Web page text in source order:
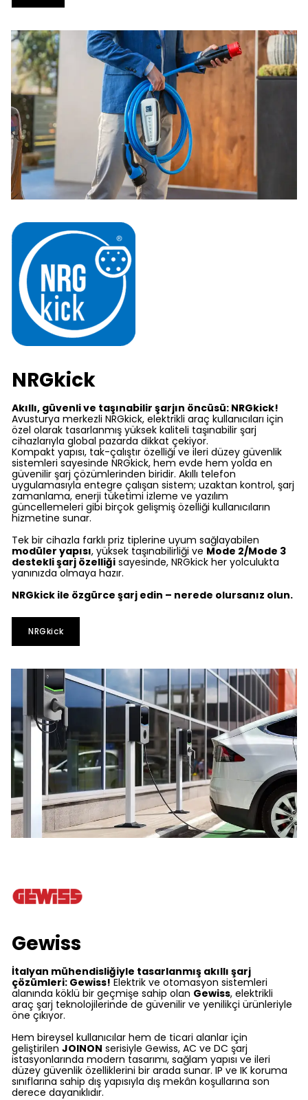
NRGkick
Akıllı, güvenli ve taşınabilir şarjın öncüsü: NRGkick!
Avusturya merkezli NRGkick, elektrikli araç kullanıcıları için
özel olarak tasarlanmış yüksek kaliteli taşınabilir şarj
cihazlarıyla global pazarda dikkat çekiyor.
Kompakt yapısı, tak-çalıştır özelliği ve ileri düzey güvenlik
sistemleri sayesinde NRGkick, hem evde hem yolda en
güvenilir şarj çözümlerinden biridir. Akıllı telefon
uygulamasıyla entegre çalışan sistem; uzaktan kontrol, şarj
zamanlama, enerji tüketimi izleme ve yazılım
güncellemeleri gibi birçok gelişmiş özelliği kullanıcıların
hizmetine sunar.
Tek bir cihazla farklı priz tiplerine uyum sağlayabilen
modüler yapısı, yüksek taşınabilirliği ve Mode 2/Mode 3
destekli şarj özelliği sayesinde, NRGkick her yolculukta
yanınızda olmaya hazır.
NRGkick ile özgürce şarj edin – nerede olursanız olun.
NRGkick
Gewiss
İtalyan mühendisliğiyle tasarlanmış akıllı şarj
çözümleri: Gewiss!Elektrik ve otomasyon sistemleri
alanında köklü bir geçmişe sahip olan Gewiss, elektrikli
araç şarj teknolojilerinde de güvenilir ve yenilikçi ürünleriyle
öne çıkıyor.
Hem bireysel kullanıcılar hem de ticari alanlar için
geliştirilen JOINON serisiyle Gewiss, AC ve DC şarj
istasyonlarında modern tasarımı, sağlam yapısı ve ileri
düzey güvenlik özelliklerini bir arada sunar. IP ve IK koruma
sınıflarına sahip dış yapısıyla dış mekân koşullarına son
derece dayanıklıdır.